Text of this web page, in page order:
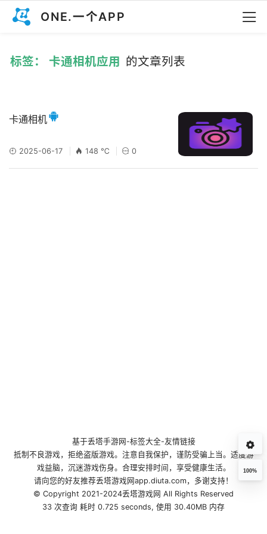
ONE.一个APP
标签： 卡通相机应用 的文章列表
卡通相机
2025-06-17 148 ℃ 0
100%
基于丢塔手游网 -标签大全-友情链接
抵制不良游戏，拒绝盗版游戏。注意自我保护，谨防受骗上当。适度游
戏益脑，沉迷游戏伤身。合理安排时间，享受健康生活。
请向您的好友推荐丢塔游戏网app.diuta.com，多谢支持！
© Copyright 2021-2024丢塔游戏网 All Rights Reserved
33 次查询 耗时 0.725 seconds, 使用 30.40MB 内存